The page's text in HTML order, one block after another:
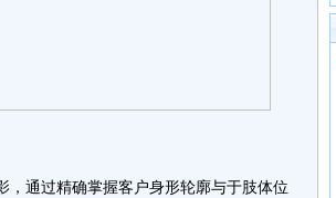
，通过精确掌握客户身形轮廓与于肢体位